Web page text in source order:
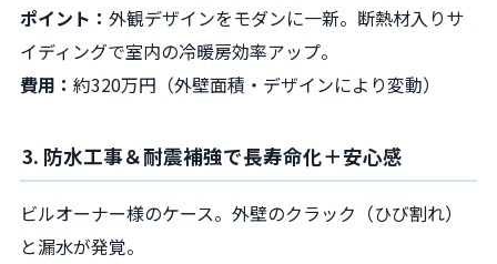
ポイント： 外観デザインをモダンに一新。断熱材入りサ
イディングで室内の冷暖房効率アップ。
費用： 約320万円（外壁面積・デザインにより変動）
3. 防水工事＆耐震補強で長寿命化＋安心感
ビルオーナー様のケース。外壁のクラック（ひび割れ）
と漏水が発覚。